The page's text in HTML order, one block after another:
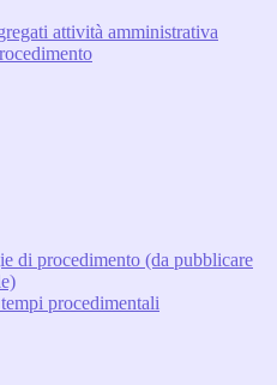
attività amministrativa
di procedimento (da pubblicare
procedimentali